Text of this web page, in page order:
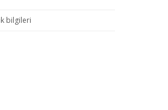
bilgileri